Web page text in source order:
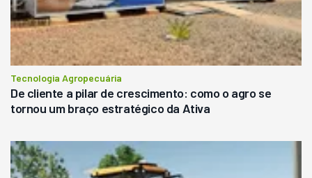
Tecnologia Agropecuária
De cliente a pilar de crescimento: como o agro se
tornou um braço estratégico da Ativa